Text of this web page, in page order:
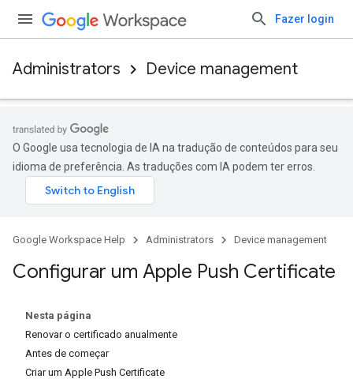
Fazer login
Administrators Device management
O Google usa tecnologia de IA na tradução de conteúdos para seu
idioma de preferência. As traduções com IA podem ter erros.
Google Workspace Help Administrators Device management
Configurar um Apple Push Certificate
Nesta página
Renovar o certificado anualmente
Antes de começar
Criar um Apple Push Certificate